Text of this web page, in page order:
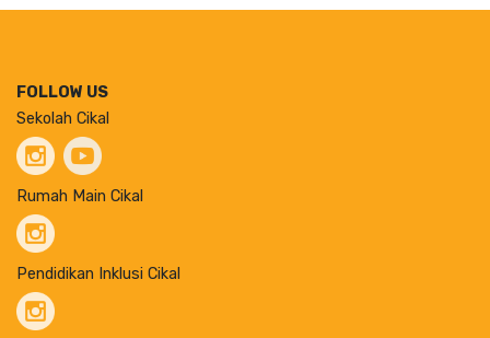
FOLLOW US
Sekolah Cikal
Rumah Main Cikal
Pendidikan Inklusi Cikal